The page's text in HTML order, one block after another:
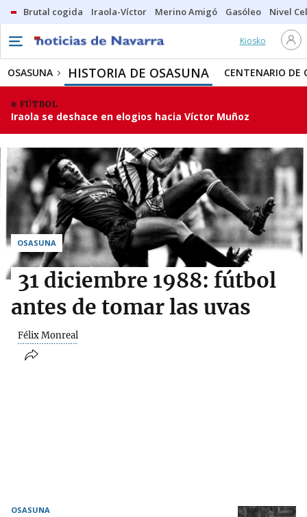
Brutal cogida Iraola-Víctor Merino Amigó Gasóleo Nivel
Kiosko
OSASUNA HISTORIA DE OSASUNA CENTENARIO DE
FÚTBOL
Iraola se deshace en elogios hacia Víctor Muñoz
OSASUNA
31 diciembre 1988: fútbol
antes de tomar las uvas
Félix Monreal
OSASUNA